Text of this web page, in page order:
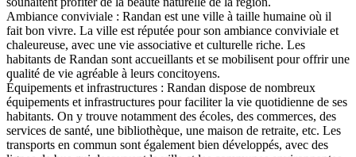
Ambiance conviviale : Randan est une ville à taille humaine où il
fait bon vivre. La ville est réputée pour son ambiance conviviale et
chaleureuse, avec une vie associative et culturelle riche. Les
habitants de Randan sont accueillants et se mobilisent pour offrir une
qualité de vie agréable à leurs concitoyens.
Équipements et infrastructures : Randan dispose de nombreux
équipements et infrastructures pour faciliter la vie quotidienne de ses
habitants. On y trouve notamment des écoles, des commerces, des
services de santé, une bibliothèque, une maison de retraite, etc. Les
transports en commun sont également bien développés, avec des